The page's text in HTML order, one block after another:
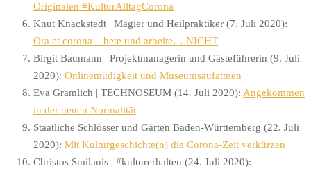
Originalen #KulturAlltagCorona
Knut Knackstedt | Magier und Heilpraktiker (7. Juli 2020):
Ora et corona – bete und arbeite… NICHT
Birgit Baumann | Projektmanagerin und Gästeführerin (9. Juli
2020): Onlinemüdigkeit und Museumsaufatmen
Eva Gramlich | TECHNOSEUM (14. Juli 2020): Angekommen
in der neuen Normalität
Staatliche Schlösser und Gärten Baden-Württemberg (22. Juli
2020): Mit Kulturgeschichte(n) die Corona-Zeit verkürzen
Christos Smilanis | #kulturerhalten (24. Juli 2020):